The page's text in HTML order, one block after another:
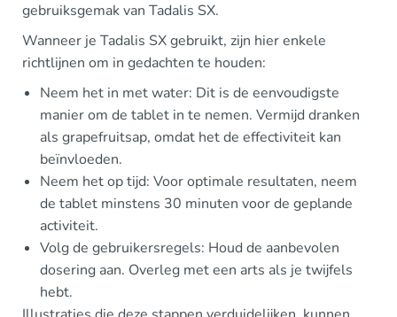
gebruiksgemak van Tadalis SX.
Wanneer je Tadalis SX gebruikt, zijn hier enkele
richtlijnen om in gedachten te houden:
Neem het in met water: Dit is de eenvoudigste
manier om de tablet in te nemen. Vermijd dranken
als grapefruitsap, omdat het de effectiviteit kan
beïnvloeden.
Neem het op tijd: Voor optimale resultaten, neem
de tablet minstens 30 minuten voor de geplande
activiteit.
Volg de gebruikersregels: Houd de aanbevolen
dosering aan. Overleg met een arts als je twijfels
hebt.